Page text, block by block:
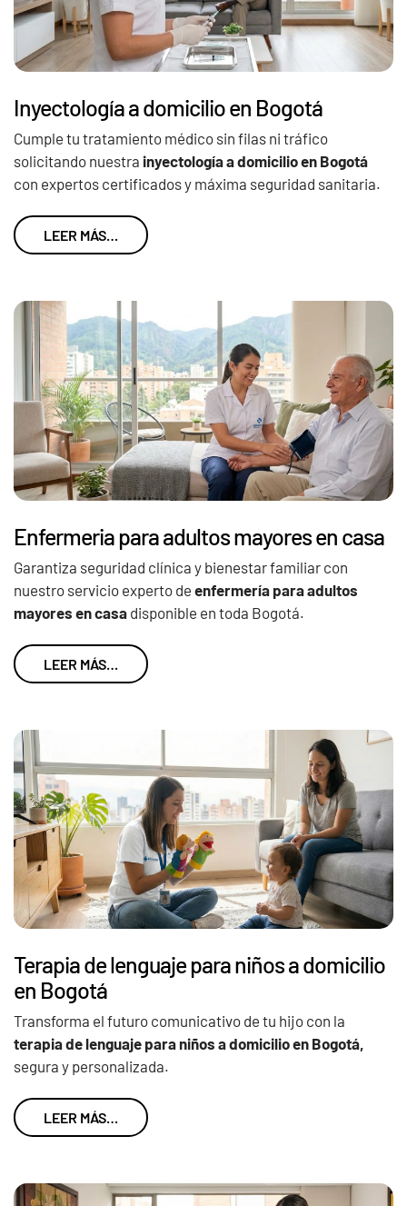
Inyectología a domicilio en Bogotá
Cumple tu tratamiento médico sin filas ni tráfico
solicitando nuestra inyectología a domicilio en Bogotá
con expertos certificados y máxima seguridad sanitaria.
LEER MÁS…
Enfermeria para adultos mayores en casa
Garantiza seguridad clínica y bienestar familiar con
nuestro servicio experto de enfermería para adultos
mayores en casa disponible en toda Bogotá.
LEER MÁS…
Terapia de lenguaje para niños a domicilio
en Bogotá
Transforma el futuro comunicativo de tu hijo con la
terapia de lenguaje para niños a domicilio en Bogotá,
segura y personalizada.
LEER MÁS…